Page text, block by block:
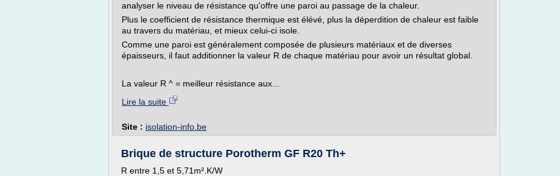
analyser le niveau de résistance qu'offre une paroi au passage de la chaleur.
Plus le coefficient de résistance thermique est élévé, plus la déperdition de chaleur est faible
au travers du matériau, et mieux celui-ci isole.
Comme une paroi est généralement composée de plusieurs matériaux et de diverses
épaisseurs, il faut additionner la valeur R de chaque matériau pour avoir un résultat global.
La valeur R ^ = meilleur résistance aux...
Lire la suite
Site : isolation-info.be
Brique de structure Porotherm GF R20 Th+
R entre 1,5 et 5,71m².K/W